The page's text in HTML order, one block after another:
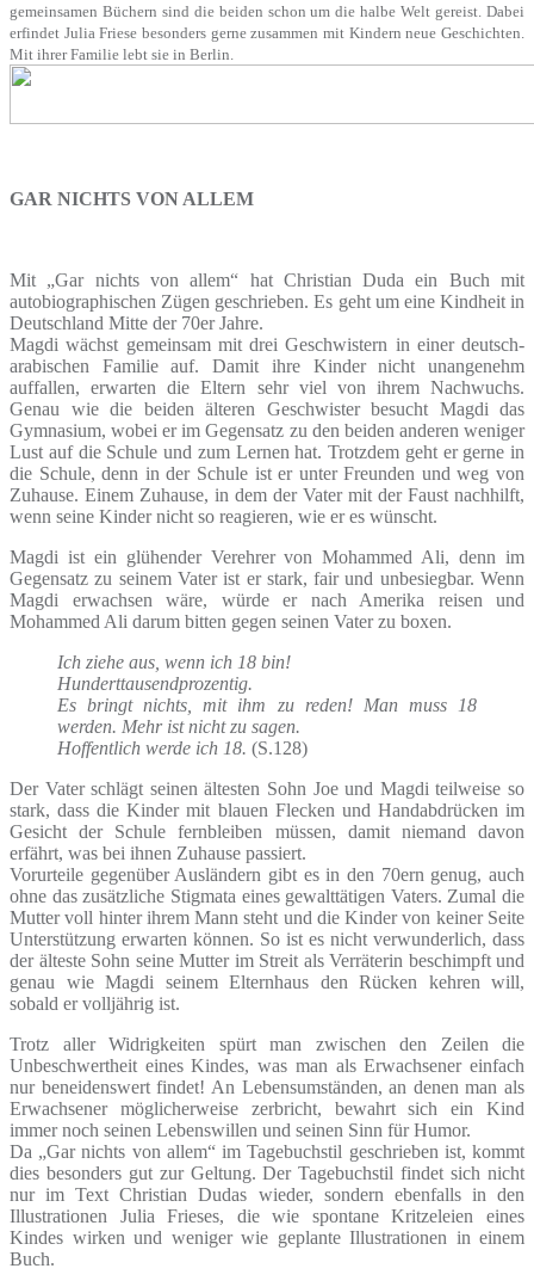
gemeinsamen Büchern sind die beiden schon um die halbe Welt gereist. Dabei
erfindet Julia Friese besonders gerne zusammen mit Kindern neue Geschichten.
Mit ihrer Familie lebt sie in Berlin.
GAR NICHTS VON ALLEM
Mit „Gar nichts von allem“ hat Christian Duda ein Buch mit
autobiographischen Zügen geschrieben. Es geht um eine Kindheit in
Deutschland Mitte der 70er Jahre.
Magdi wächst gemeinsam mit drei Geschwistern in einer deutsch-
arabischen Familie auf. Damit ihre Kinder nicht unangenehm
auffallen, erwarten die Eltern sehr viel von ihrem Nachwuchs.
Genau wie die beiden älteren Geschwister besucht Magdi das
Gymnasium, wobei er im Gegensatz zu den beiden anderen weniger
Lust auf die Schule und zum Lernen hat. Trotzdem geht er gerne in
die Schule, denn in der Schule ist er unter Freunden und weg von
Zuhause. Einem Zuhause, in dem der Vater mit der Faust nachhilft,
wenn seine Kinder nicht so reagieren, wie er es wünscht.
Magdi ist ein glühender Verehrer von Mohammed Ali, denn im
Gegensatz zu seinem Vater ist er stark, fair und unbesiegbar. Wenn
Magdi erwachsen wäre, würde er nach Amerika reisen und
Mohammed Ali darum bitten gegen seinen Vater zu boxen.
Ich ziehe aus, wenn ich 18 bin!
Hunderttausendprozentig.
Es bringt nichts, mit ihm zu reden! Man muss 18
werden. Mehr ist nicht zu sagen.
Hoffentlich werde ich 18. (S.128)
Der Vater schlägt seinen ältesten Sohn Joe und Magdi teilweise so
stark, dass die Kinder mit blauen Flecken und Handabdrücken im
Gesicht der Schule fernbleiben müssen, damit niemand davon
erfährt, was bei ihnen Zuhause passiert.
Vorurteile gegenüber Ausländern gibt es in den 70ern genug, auch
ohne das zusätzliche Stigmata eines gewalttätigen Vaters. Zumal die
Mutter voll hinter ihrem Mann steht und die Kinder von keiner Seite
Unterstützung erwarten können. So ist es nicht verwunderlich, dass
der älteste Sohn seine Mutter im Streit als Verräterin beschimpft und
genau wie Magdi seinem Elternhaus den Rücken kehren will,
sobald er volljährig ist.
Trotz aller Widrigkeiten spürt man zwischen den Zeilen die
Unbeschwertheit eines Kindes, was man als Erwachsener einfach
nur beneidenswert findet! An Lebensumständen, an denen man als
Erwachsener möglicherweise zerbricht, bewahrt sich ein Kind
immer noch seinen Lebenswillen und seinen Sinn für Humor.
Da „Gar nichts von allem“ im Tagebuchstil geschrieben ist, kommt
dies besonders gut zur Geltung. Der Tagebuchstil findet sich nicht
nur im Text Christian Dudas wieder, sondern ebenfalls in den
Illustrationen Julia Frieses, die wie spontane Kritzeleien eines
Kindes wirken und weniger wie geplante Illustrationen in einem
Buch.